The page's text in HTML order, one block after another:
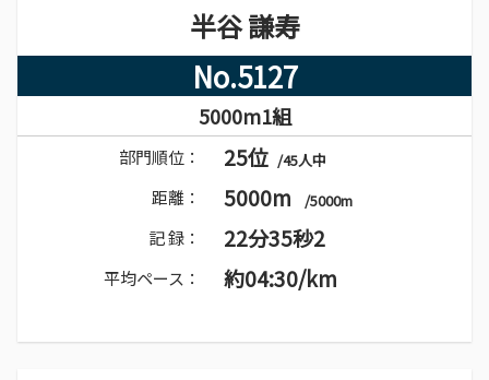
半谷 謙寿
No.5127
5000m1組
部門順位： 25位 /45人中
距離： 5000m /5000m
記 録： 22分35秒2
平均ペース： 約04:30/km